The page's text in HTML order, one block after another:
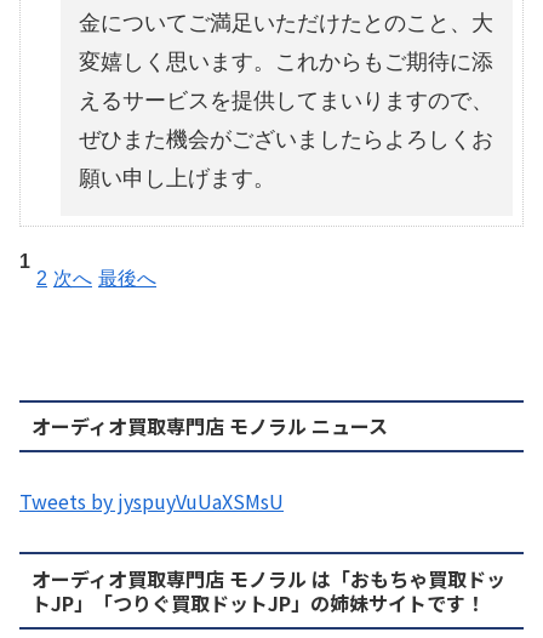
金についてご満足いただけたとのこと、大
変嬉しく思います。これからもご期待に添
えるサービスを提供してまいりますので、
ぜひまた機会がございましたらよろしくお
願い申し上げます。
1
2 次へ 最後へ
オーディオ買取専門店 モノラル ニュース
Tweets by jyspuyVuUaXSMsU
オーディオ買取専門店 モノラル は「おもちゃ買取ドッ
トJP」「つりぐ買取ドットJP」の姉妹サイトです！